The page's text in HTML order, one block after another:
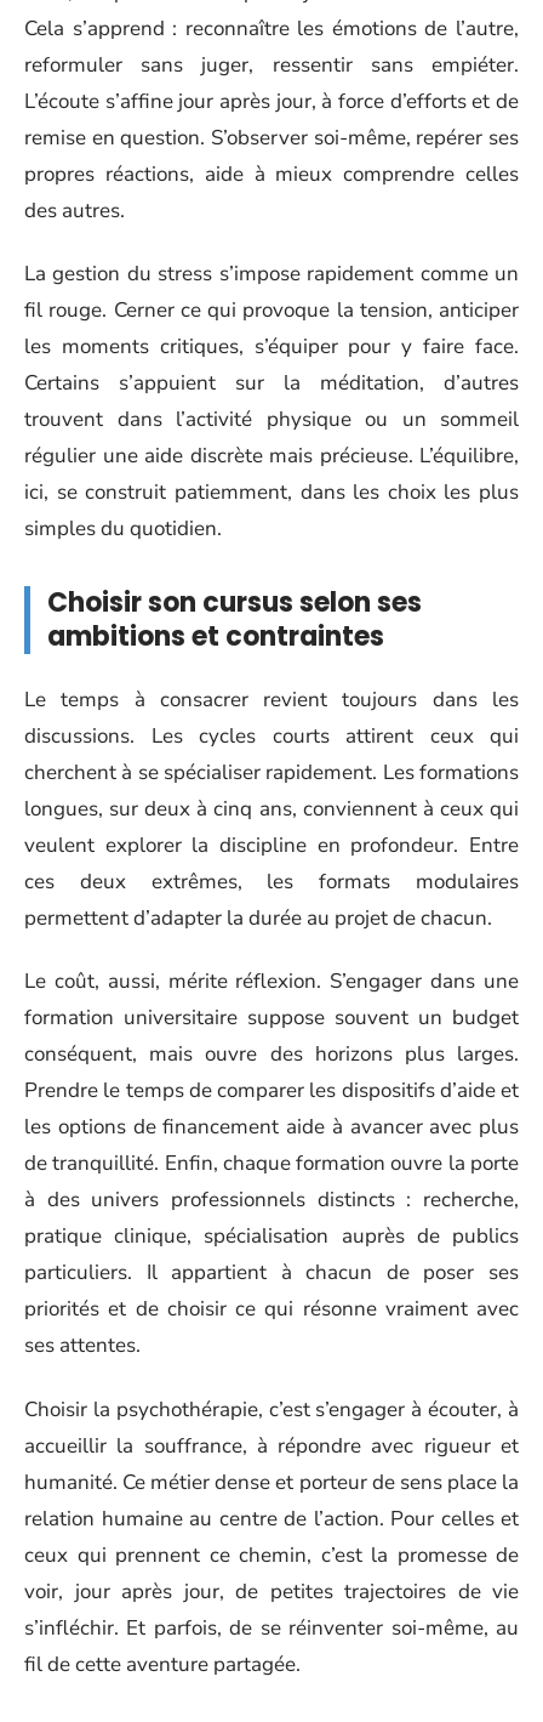
Cela s’apprend : reconnaître les émotions de l’autre,
reformuler sans juger, ressentir sans empiéter.
L’écoute s’affine jour après jour, à force d’efforts et de
remise en question. S’observer soi-même, repérer ses
propres réactions, aide à mieux comprendre celles
des autres.
La gestion du stress s’impose rapidement comme un
fil rouge. Cerner ce qui provoque la tension, anticiper
les moments critiques, s’équiper pour y faire face.
Certains s’appuient sur la méditation, d’autres
trouvent dans l’activité physique ou un sommeil
régulier une aide discrète mais précieuse. L’équilibre,
ici, se construit patiemment, dans les choix les plus
simples du quotidien.
Choisir son cursus selon ses
ambitions et contraintes
Le temps à consacrer revient toujours dans les
discussions. Les cycles courts attirent ceux qui
cherchent à se spécialiser rapidement. Les formations
longues, sur deux à cinq ans, conviennent à ceux qui
veulent explorer la discipline en profondeur. Entre
ces deux extrêmes, les formats modulaires
permettent d’adapter la durée au projet de chacun.
Le coût, aussi, mérite réflexion. S’engager dans une
formation universitaire suppose souvent un budget
conséquent, mais ouvre des horizons plus larges.
Prendre le temps de comparer les dispositifs d’aide et
les options de financement aide à avancer avec plus
de tranquillité. Enfin, chaque formation ouvre la porte
à des univers professionnels distincts : recherche,
pratique clinique, spécialisation auprès de publics
particuliers. Il appartient à chacun de poser ses
priorités et de choisir ce qui résonne vraiment avec
ses attentes.
Choisir la psychothérapie, c’est s’engager à écouter, à
accueillir la souffrance, à répondre avec rigueur et
humanité. Ce métier dense et porteur de sens place la
relation humaine au centre de l’action. Pour celles et
ceux qui prennent ce chemin, c’est la promesse de
voir, jour après jour, de petites trajectoires de vie
s’infléchir. Et parfois, de se réinventer soi-même, au
fil de cette aventure partagée.